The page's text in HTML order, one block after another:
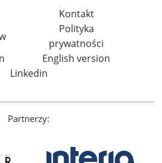
Kontakt
Polityka
prywatności
English version
Linkedin
Partnerzy: